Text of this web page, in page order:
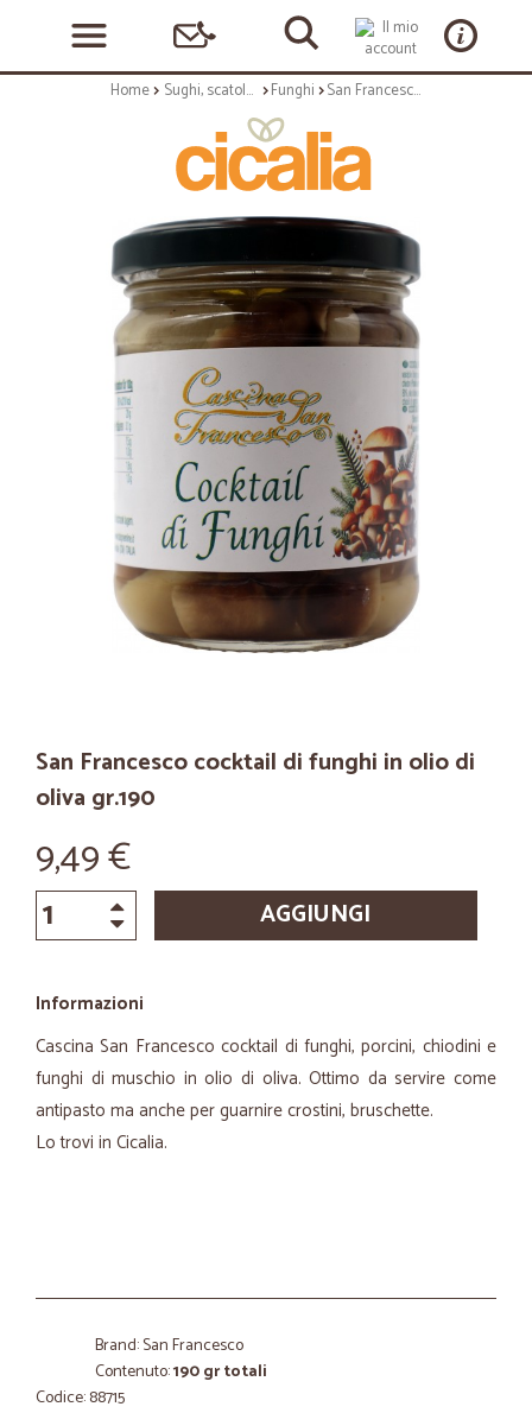
Home Sughi, scatolame e condimenti Funghi San Francesco cocktail di funghi in olio di oliva gr.190
San Francesco cocktail di funghi in olio di
oliva gr.190
9,49 €
AGGIUNGI
Informazioni
Cascina San Francesco cocktail di funghi, porcini, chiodini e
funghi di muschio in olio di oliva. Ottimo da servire come
antipasto ma anche per guarnire crostini, bruschette.
Lo trovi in Cicalia.
Brand: San Francesco
Contenuto:190 gr totali
Codice: 88715